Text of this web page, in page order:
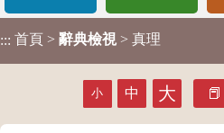
::: 首頁 > 辭典檢視 > 真理
小 中 大